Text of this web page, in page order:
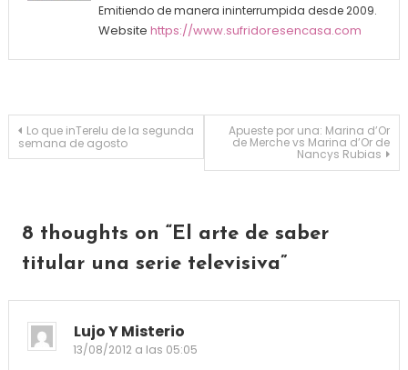
Emitiendo de manera ininterrumpida desde 2009.
Website https://www.sufridoresencasa.com
Navegación de entradas
Lo que inTerelu de la segunda
semana de agosto
Apueste por una: Marina d’Or
de Merche vs Marina d’Or de
Nancys Rubias
8 thoughts on “ El arte de saber
titular una serie televisiva”
Lujo Y Misterio
13/08/2012 a las 05:05